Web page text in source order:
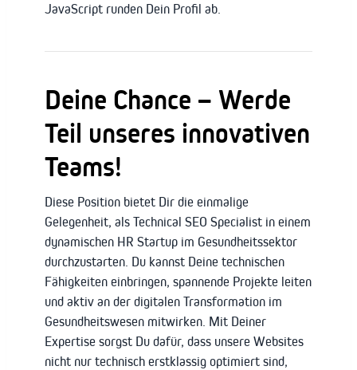
JavaScript runden Dein Profil ab.
Deine Chance – Werde
Teil unseres innovativen
Teams!
Diese Position bietet Dir die einmalige
Gelegenheit, als Technical SEO Specialist in einem
dynamischen HR Startup im Gesundheitssektor
durchzustarten. Du kannst Deine technischen
Fähigkeiten einbringen, spannende Projekte leiten
und aktiv an der digitalen Transformation im
Gesundheitswesen mitwirken. Mit Deiner
Expertise sorgst Du dafür, dass unsere Websites
nicht nur technisch erstklassig optimiert sind,